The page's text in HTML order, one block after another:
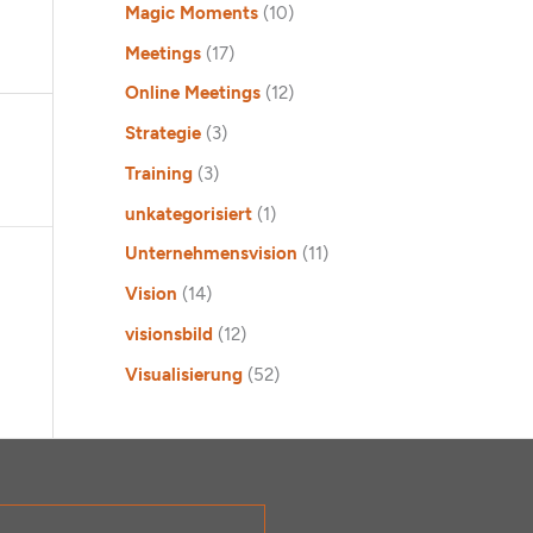
Magic Moments(10)
Meetings(17)
Online Meetings(12)
Strategie(3)
Training(3)
unkategorisiert(1)
Unternehmensvision (11)
Vision (14)
visionsbild (12)
Visualisierung(52)